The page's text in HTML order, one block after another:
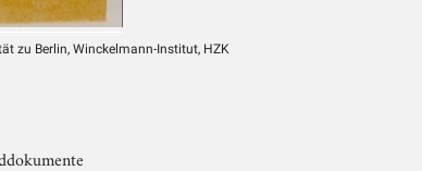
zu Berlin, Winckelmann-Institut, HZK